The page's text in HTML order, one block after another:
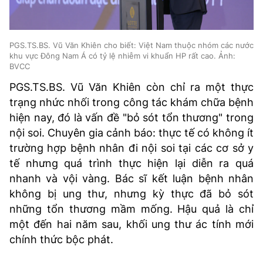
PGS.TS.BS. Vũ Văn Khiên cho biết: Việt Nam thuộc nhóm các nước
khu vực Đông Nam Á có tỷ lệ nhiễm vi khuẩn HP rất cao. Ảnh:
BVCC
PGS.TS.BS. Vũ Văn Khiên còn chỉ ra một thực
trạng nhức nhối trong công tác khám chữa bệnh
hiện nay, đó là vấn đề "bỏ sót tổn thương" trong
nội soi. Chuyên gia cảnh báo: thực tế có không ít
trường hợp bệnh nhân đi nội soi tại các cơ sở y
tế nhưng quá trình thực hiện lại diễn ra quá
nhanh và vội vàng. Bác sĩ kết luận bệnh nhân
không bị ung thư, nhưng kỳ thực đã bỏ sót
những tổn thương mầm mống. Hậu quả là chỉ
một đến hai năm sau, khối ung thư ác tính mới
chính thức bộc phát.